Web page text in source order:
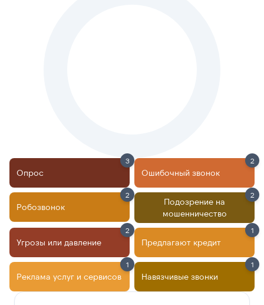
Опрос
3
Ошибочный звонок
2
Робозвонок
2
Подозрение на
мошенничество
2
Угрозы или давление
2
Предлагают кредит
1
Реклама услуг и сервисов
1
Навязчивые звонки
1